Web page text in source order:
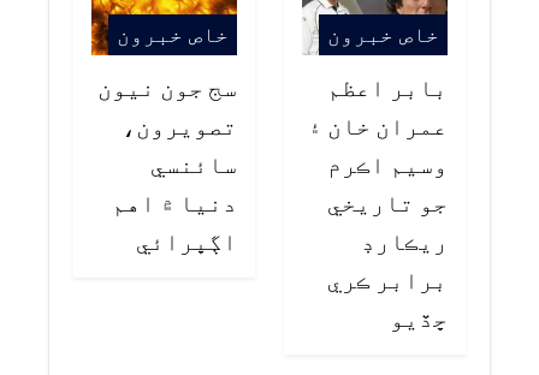
خاص خبرون
بابر اعظم
عمران خان ۽
وسيم اڪرم
جو تاريخي
ريڪارڊ
برابر ڪري
ڇڏيو
خاص خبرون
سج جون نيون
تصويرون،
سائنسي
دنيا ۾ اهم
اڳڀرائي